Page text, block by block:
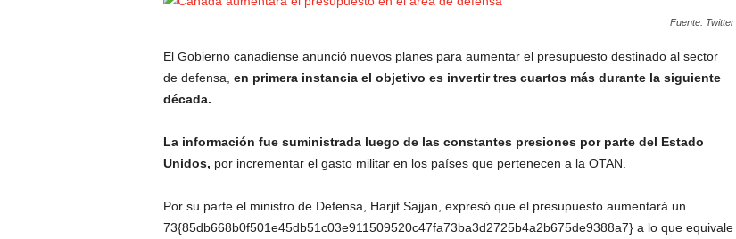
Fuente: Twitter
El Gobierno canadiense anunció nuevos planes para aumentar el presupuesto destinado al sector
de defensa, en primera instancia el objetivo es invertir tres cuartos más durante la siguiente
década.
La información fue suministrada luego de las constantes presiones por parte del Estado
Unidos, por incrementar el gasto militar en los países que pertenecen a la OTAN.
Por su parte el ministro de Defensa, Harjit Sajjan, expresó que el presupuesto aumentará un
73{85db668b0f501e45db51c03e911509520c47fa73ba3d2725b4a2b675de9388a7} a lo que equivale